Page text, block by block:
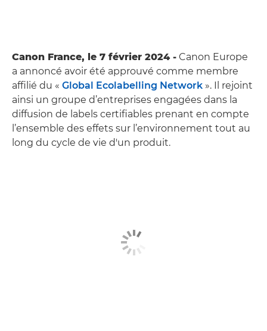
Canon France, le 7 février 2024 - Canon Europe
a annoncé avoir été approuvé comme membre
affilié du « Global Ecolabelling Network ». Il rejoint
ainsi un groupe d’entreprises engagées dans la
diffusion de labels certifiables prenant en compte
l’ensemble des effets sur l’environnement tout au
long du cycle de vie d'un produit.